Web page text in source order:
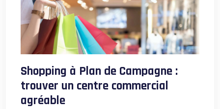
Shopping à Plan de Campagne :
trouver un centre commercial
agréable